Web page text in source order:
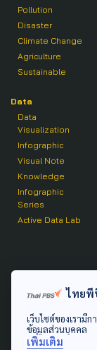
Pollution
Disaster
Climate Change
Agriculture
Sustainable
Data
Data
Visualization
Infographic
Visual Note
Knowledge
Infographic
Series
Active Data Lab
Active Talk
ไทยพี
เว็บไซต์ของเรามี
ข้อมูลส่วนบุคคล
เพิ่มเติม